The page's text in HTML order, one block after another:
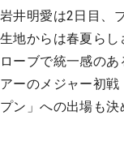
岩井明愛は2日目、
生地からは春夏ら
ローブで統一感の
アーのメジャー初
プン」への出場も決